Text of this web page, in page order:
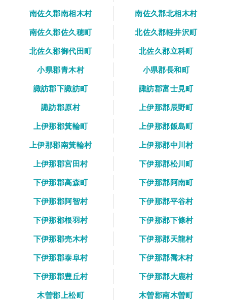
南佐久郡南相木村
南佐久郡北相木村
南佐久郡佐久穂町
北佐久郡軽井沢町
北佐久郡御代田町
北佐久郡立科町
小県郡青木村
小県郡長和町
諏訪郡下諏訪町
諏訪郡富士見町
諏訪郡原村
上伊那郡辰野町
上伊那郡箕輪町
上伊那郡飯島町
上伊那郡南箕輪村
上伊那郡中川村
上伊那郡宮田村
下伊那郡松川町
下伊那郡高森町
下伊那郡阿南町
下伊那郡阿智村
下伊那郡平谷村
下伊那郡根羽村
下伊那郡下條村
下伊那郡売木村
下伊那郡天龍村
下伊那郡泰阜村
下伊那郡喬木村
下伊那郡豊丘村
下伊那郡大鹿村
木曽郡上松町
木曽郡南木曽町